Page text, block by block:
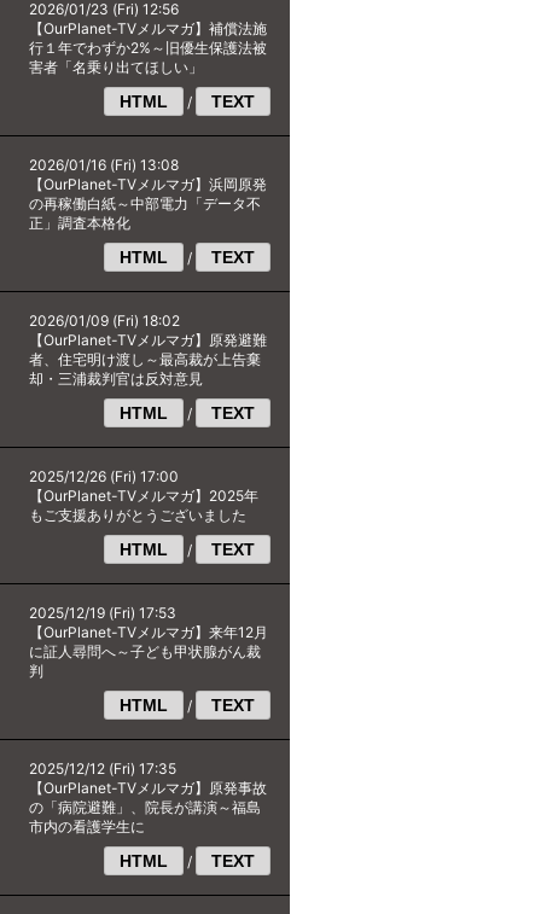
2026/01/23 (Fri) 12:56
【OurPlanet-TVメルマガ】補償法施
行１年でわずか2%～旧優生保護法被
害者「名乗り出てほしい」
HTML / TEXT
2026/01/16 (Fri) 13:08
【OurPlanet-TVメルマガ】浜岡原発
の再稼働白紙～中部電力「データ不
正」調査本格化
HTML / TEXT
2026/01/09 (Fri) 18:02
【OurPlanet-TVメルマガ】原発避難
者、住宅明け渡し～最高裁が上告棄
却・三浦裁判官は反対意見
HTML / TEXT
2025/12/26 (Fri) 17:00
【OurPlanet-TVメルマガ】2025年
もご支援ありがとうございました
HTML / TEXT
2025/12/19 (Fri) 17:53
【OurPlanet-TVメルマガ】来年12月
に証人尋問へ～子ども甲状腺がん裁
判
HTML / TEXT
2025/12/12 (Fri) 17:35
【OurPlanet-TVメルマガ】原発事故
の「病院避難」、院長が講演～福島
市内の看護学生に
HTML / TEXT